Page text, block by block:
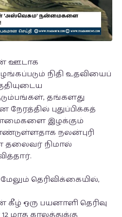
ஊடாக
நிதி உதவியைப்
தங்களது
புதுப்பிக்கத்
இழக்கும்
நலன்புரி
நிமால்
தெரிவிக்கையில்,
ஒரு பயனாளி தெரிவு